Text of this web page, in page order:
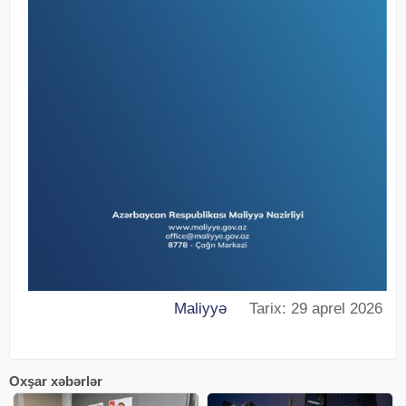
Maliyyə Tarix: 29 aprel 2026
Oxşar xəbərlər